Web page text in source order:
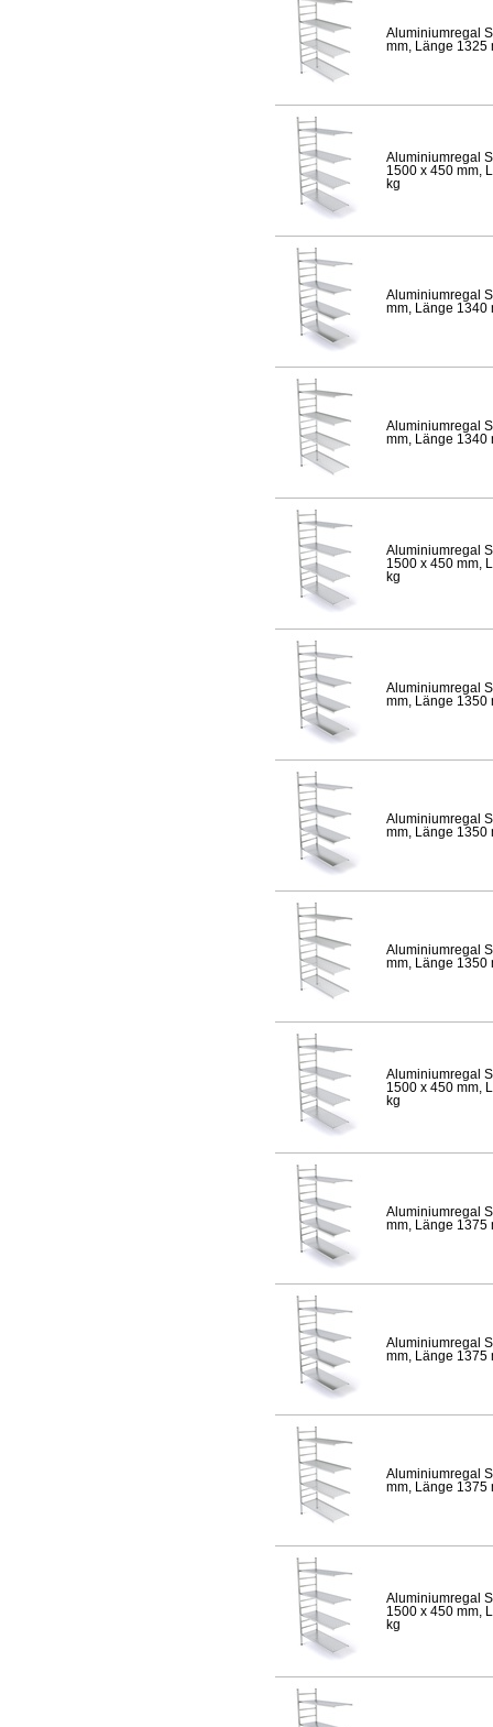
Aluminiumregal
mm, Länge 1325
Aluminiumregal
1500 x 450 mm,
kg
Aluminiumregal
mm, Länge 1340
Aluminiumregal
mm, Länge 1340
Aluminiumregal
1500 x 450 mm,
kg
Aluminiumregal
mm, Länge 1350
Aluminiumregal
mm, Länge 1350
Aluminiumregal
mm, Länge 1350
Aluminiumregal
1500 x 450 mm,
kg
Aluminiumregal
mm, Länge 1375
Aluminiumregal
mm, Länge 1375
Aluminiumregal
mm, Länge 1375
Aluminiumregal
1500 x 450 mm,
kg